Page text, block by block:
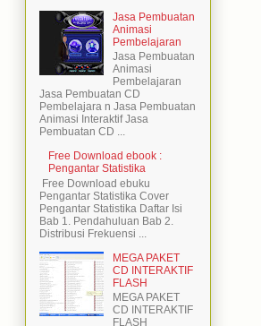
Jasa Pembuatan
Animasi
Pembelajaran
Jasa Pembuatan
Animasi
Pembelajaran
Jasa Pembuatan CD
Pembelajara n Jasa Pembuatan
Animasi Interaktif Jasa
Pembuatan CD ...
Free Download ebook :
Pengantar Statistika
Free Download ebuku
Pengantar Statistika Cover
Pengantar Statistika Daftar Isi
Bab 1. Pendahuluan Bab 2.
Distribusi Frekuensi ...
MEGA PAKET
CD INTERAKTIF
FLASH
MEGA PAKET
CD INTERAKTIF
FLASH